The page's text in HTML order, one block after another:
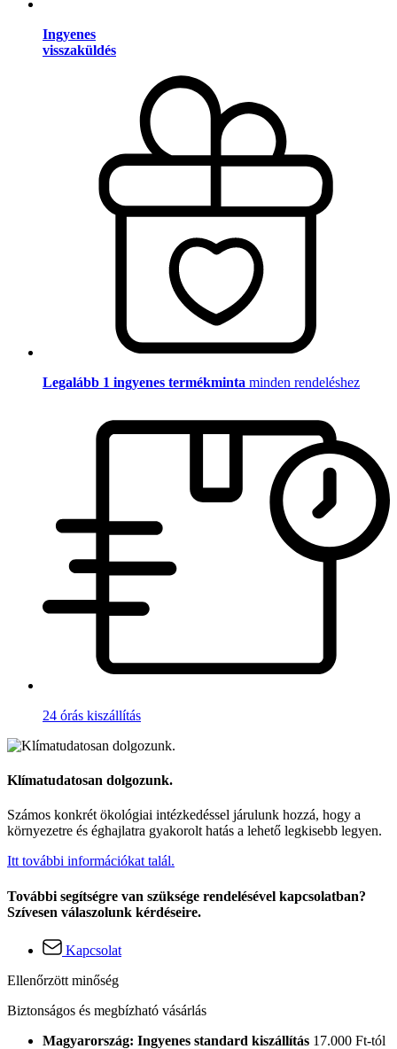
Ingyenes
visszaküldés
Legalább 1 ingyenes termékminta minden rendeléshez
24 órás kiszállítás
Klímatudatosan dolgozunk.
Számos konkrét ökológiai intézkedéssel járulunk hozzá, hogy a
környezetre és éghajlatra gyakorolt hatás a lehető legkisebb legyen.
Itt további információkat talál.
További segítségre van szüksége rendelésével kapcsolatban?
Szívesen válaszolunk kérdéseire.
Kapcsolat
Ellenőrzött minőség
Biztonságos és megbízható vásárlás
Magyarország: Ingyenes standard kiszállítás 17.000 Ft-tól